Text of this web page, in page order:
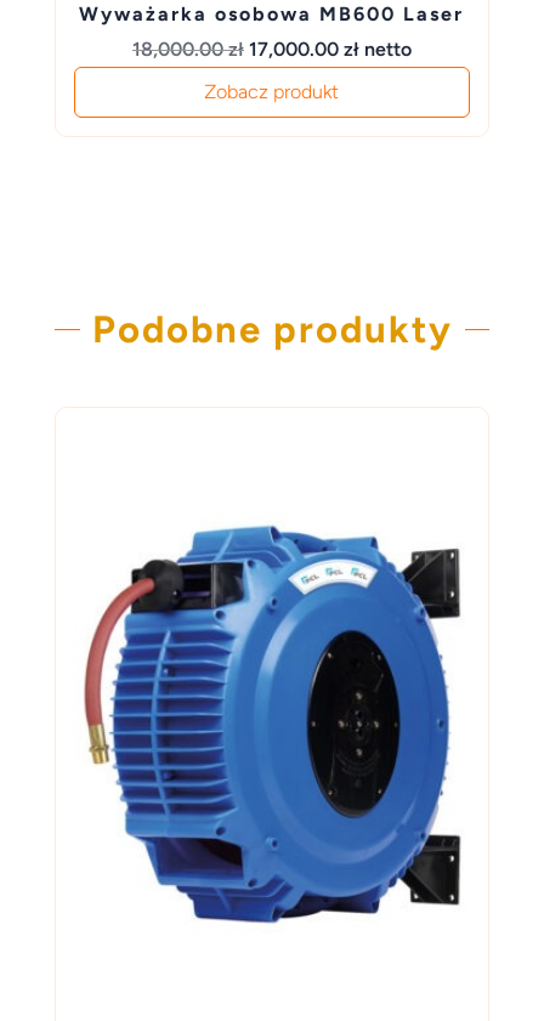
Wyważarka osobowa MB600 Laser
18,000.00zł Pierwotna
wynosiła:
18,000.00 zł.
17,000.00 złAktualna
17,000.00 zł.
netto
Zobacz produkt
Podobne produkty